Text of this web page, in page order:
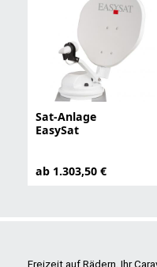
Sat-Anlage
EasySat
ab 1.303,50 €
Freizeit auf Rädern. Ihr